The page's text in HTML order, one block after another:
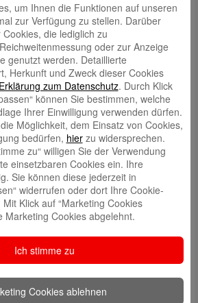
E-Mail-Adresse und meine Website in
Kommentierung speichern.
um Ihnen die Funktionen auf unseren
zur Verfügung zu stellen. Darüber
die lediglich zu
oder zur Anzeige
genutzt werden. Detaillierte
Herkunft und Zweck dieser Cookies
Erklärung zum Datenschutz. Durch Klick
können Sie bestimmen, welche
Ihrer Einwilligung verwenden dürfen.
Möglichkeit, dem Einsatz von Cookies,
bedürfen, hierzu widersprechen.
zu“ willigen Sie der Verwendung
einsetzbaren Cookies ein. Ihre
Sie können diese jederzeit in
widerrufen oder dort Ihre Cookie-
Klick auf “Marketing Cookies
Marketing Cookies abgelehnt.
Ich stimme zu
Cookies ablehnen